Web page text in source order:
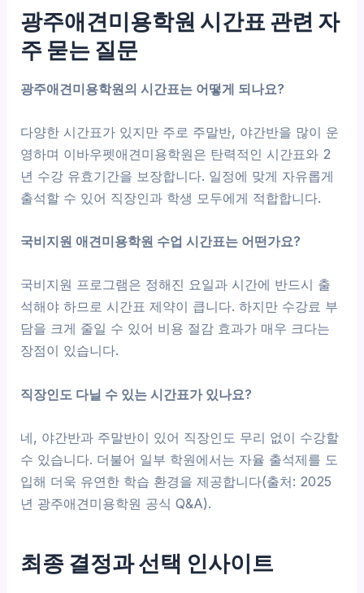
광주애견미용학원 시간표 관련 자
주 묻는 질문
광주애견미용학원의 시간표는 어떻게 되나요?
다양한 시간표가 있지만 주로 주말반, 야간반을 많이 운
영하며 이바우펫애견미용학원은 탄력적인 시간표와 2
년 수강 유효기간을 보장합니다. 일정에 맞게 자유롭게
출석할 수 있어 직장인과 학생 모두에게 적합합니다.
국비지원 애견미용학원 수업 시간표는 어떤가요?
국비지원 프로그램은 정해진 요일과 시간에 반드시 출
석해야 하므로 시간표 제약이 큽니다. 하지만 수강료 부
담을 크게 줄일 수 있어 비용 절감 효과가 매우 크다는
장점이 있습니다.
직장인도 다닐 수 있는 시간표가 있나요?
네, 야간반과 주말반이 있어 직장인도 무리 없이 수강할
수 있습니다. 더불어 일부 학원에서는 자율 출석제를 도
입해 더욱 유연한 학습 환경을 제공합니다(출처: 2025
년 광주애견미용학원 공식 Q&A).
최종 결정과 선택 인사이트